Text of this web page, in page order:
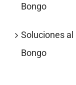
Bongo
Soluciones
Bongo